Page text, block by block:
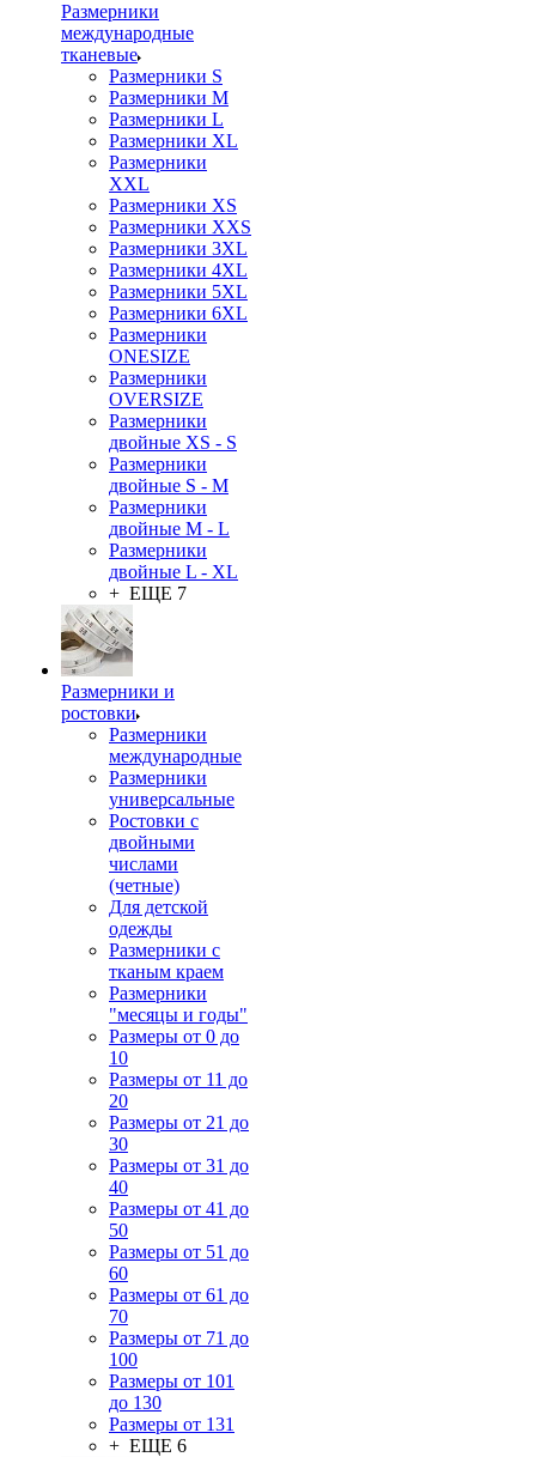
Размерники
международные
тканевые
Размерники S
Размерники M
Размерники L
Размерники XL
Размерники
XXL
Размерники XS
Размерники XXS
Размерники 3XL
Размерники 4XL
Размерники 5XL
Размерники 6XL
Размерники
ONESIZE
Размерники
OVERSIZE
Размерники
двойные XS - S
Размерники
двойные S - M
Размерники
двойные M - L
Размерники
двойные L - XL
+ ЕЩЕ 7
Размерники и
ростовки
Размерники
международные
Размерники
универсальные
Ростовки с
двойными
числами
(четные)
Для детской
одежды
Размерники с
тканым краем
Размерники
"месяцы и годы"
Размеры от 0 до
10
Размеры от 11 до
20
Размеры от 21 до
30
Размеры от 31 до
40
Размеры от 41 до
50
Размеры от 51 до
60
Размеры от 61 до
70
Размеры от 71 до
100
Размеры от 101
до 130
Размеры от 131
+ ЕЩЕ 6